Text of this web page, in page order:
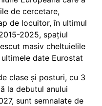
de cercetare,
de locuitor, în ultimul
2025, spațiul
masiv cheltuielile
date Eurostat
clase și posturi, cu 3
la debutul anului
sunt semnalate de